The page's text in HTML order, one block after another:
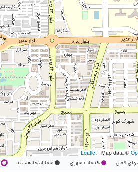
| Map data ©
فعلی خدمات شهری شما اینجا هستید